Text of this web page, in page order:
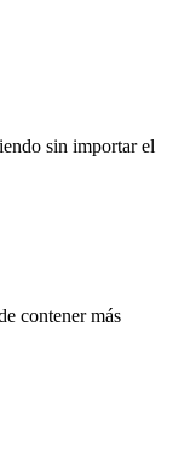
sin importar el
contener más